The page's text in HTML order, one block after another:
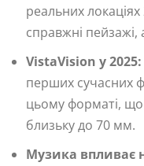
реальних
справжні пейзажі,
VistaVision у 2025:
перших сучасних
цьому форматі, що
близьку до 70 мм.
Музика впливає